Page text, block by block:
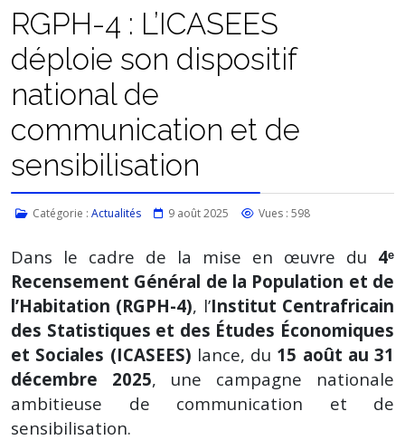
RGPH-4 : L’ICASEES
déploie son dispositif
national de
communication et de
sensibilisation
Catégorie : Actualités 9 août 2025 Vues : 598
Dans le cadre de la mise en œuvre du 4ᵉ
Recensement Général de la Population et de
l’Habitation (RGPH-4), l’Institut Centrafricain
des Statistiques et des Études Économiques
et Sociales (ICASEES) lance, du 15 août au 31
décembre 2025, une campagne nationale
ambitieuse de communication et de
sensibilisation.